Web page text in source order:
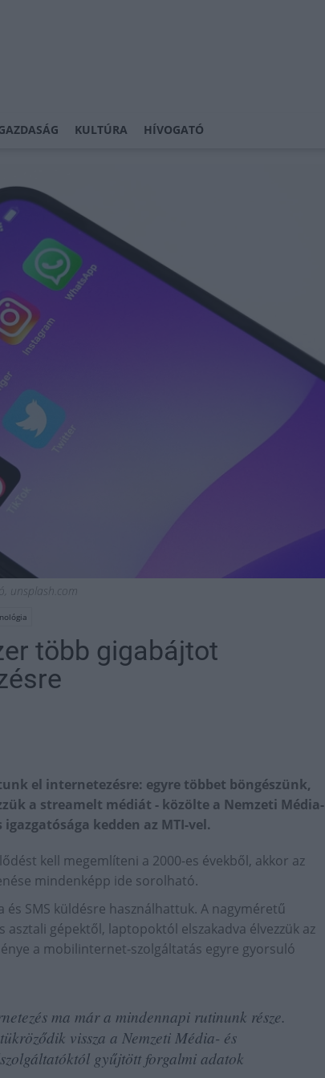
KULTÚRA HÍVOGATÓ
unsplash.com
több gigabájtot
el internetezésre: egyre többet böngészünk,
a streamelt médiát - közölte a Nemzeti Média-
kedden az MTI-vel.
kell megemlíteni a 2000-es évekből, akkor az
mindenképp ide sorolható.
SMS küldésre használhattuk. A nagyméretű
gépektől, laptopoktól elszakadva élvezzük az
a mobilinternet-szolgáltatás egyre gyorsuló
ma már a mindennapi rutinunk része.
vissza a Nemzeti Média- és
gyűjtött forgalmi adatok